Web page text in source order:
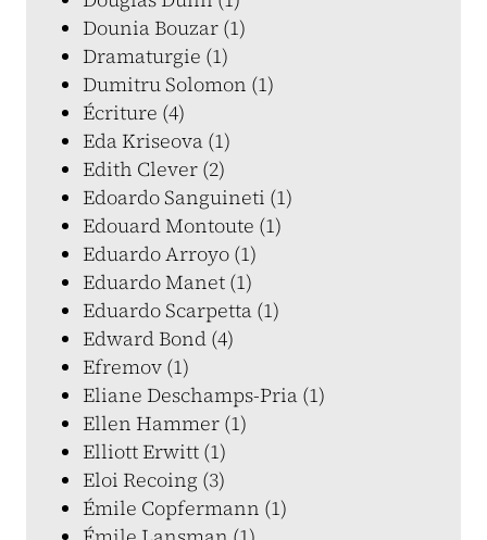
Dounia Bouzar (1)
Dramaturgie (1)
Dumitru Solomon (1)
Écriture (4)
Eda Kriseova (1)
Edith Clever (2)
Edoardo Sanguineti (1)
Edouard Montoute (1)
Eduardo Arroyo (1)
Eduardo Manet (1)
Eduardo Scarpetta (1)
Edward Bond (4)
Efremov (1)
Eliane Deschamps-Pria (1)
Ellen Hammer (1)
Elliott Erwitt (1)
Eloi Recoing (3)
Émile Copfermann (1)